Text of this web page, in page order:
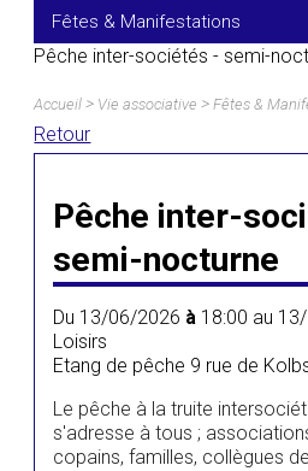
Fêtes & Manifestations
Pêche inter-sociétés - semi-
Accueil > Vie associative >Fêtes &
Retour
Pêche inter-
semi-nocturne
Du 13/06/2026 à 18:00 au
Loisirs
Etang de pêche 9 rue de
Le pêche à la truite
s'adresse à tous ;
copains, familles, collègues